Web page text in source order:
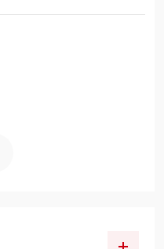
200mm 测量中心距离为基